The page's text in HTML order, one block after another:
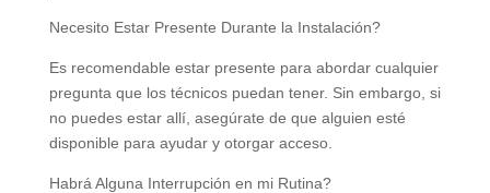
Necesito Estar Presente Durante la Instalación?
Es recomendable estar presente para abordar cualquier
pregunta que los técnicos puedan tener. Sin embargo, si
no puedes estar allí, asegúrate de que alguien esté
disponible para ayudar y otorgar acceso.
Habrá Alguna Interrupción en mi Rutina?